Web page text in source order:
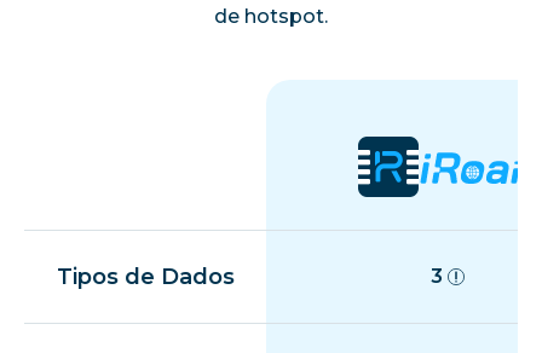
de hotspot.
Tipos de Dados 3